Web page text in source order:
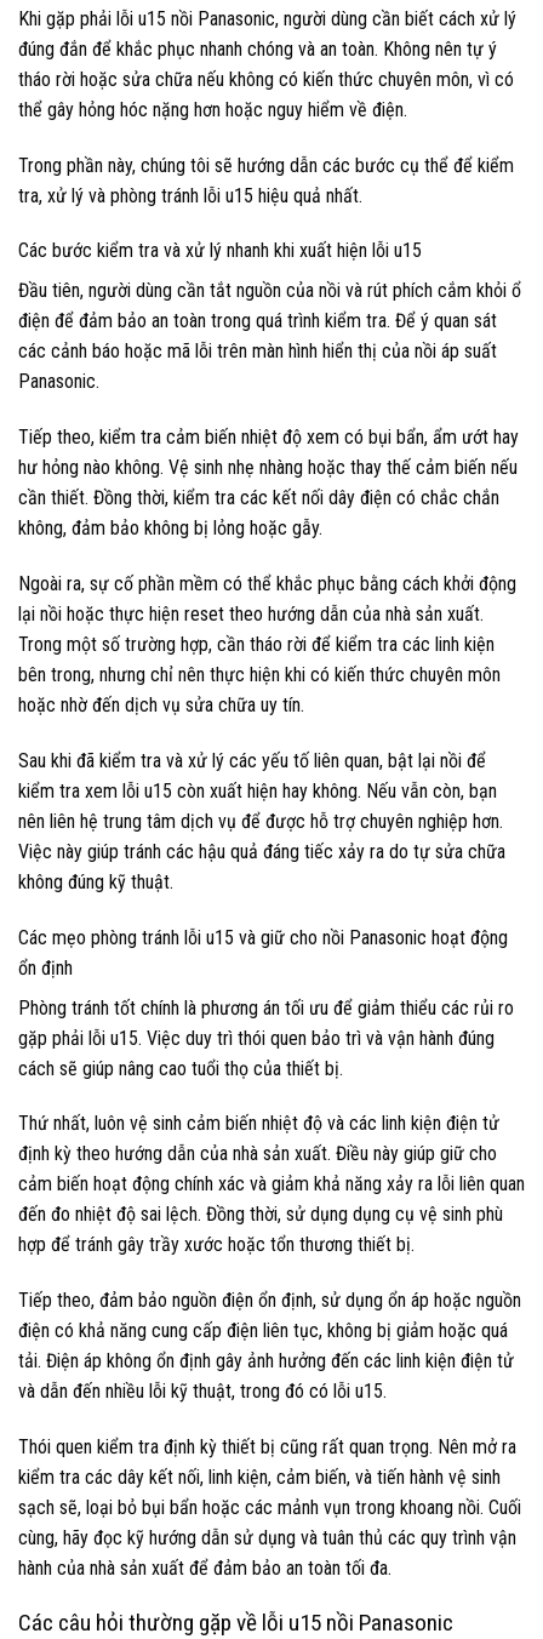
Khi gặp phải lỗi u15 nồi Panasonic, người dùng cần biết cách xử lý
đúng đắn để khắc phục nhanh chóng và an toàn. Không nên tự ý
tháo rời hoặc sửa chữa nếu không có kiến thức chuyên môn, vì có
thể gây hỏng hóc nặng hơn hoặc nguy hiểm về điện.
Trong phần này, chúng tôi sẽ hướng dẫn các bước cụ thể để kiểm
tra, xử lý và phòng tránh lỗi u15 hiệu quả nhất.
Các bước kiểm tra và xử lý nhanh khi xuất hiện lỗi u15
Đầu tiên, người dùng cần tắt nguồn của nồi và rút phích cắm khỏi ổ
điện để đảm bảo an toàn trong quá trình kiểm tra. Để ý quan sát
các cảnh báo hoặc mã lỗi trên màn hình hiển thị của nồi áp suất
Panasonic.
Tiếp theo, kiểm tra cảm biến nhiệt độ xem có bụi bẩn, ẩm ướt hay
hư hỏng nào không. Vệ sinh nhẹ nhàng hoặc thay thế cảm biến nếu
cần thiết. Đồng thời, kiểm tra các kết nối dây điện có chắc chắn
không, đảm bảo không bị lỏng hoặc gẫy.
Ngoài ra, sự cố phần mềm có thể khắc phục bằng cách khởi động
lại nồi hoặc thực hiện reset theo hướng dẫn của nhà sản xuất.
Trong một số trường hợp, cần tháo rời để kiểm tra các linh kiện
bên trong, nhưng chỉ nên thực hiện khi có kiến thức chuyên môn
hoặc nhờ đến dịch vụ sửa chữa uy tín.
Sau khi đã kiểm tra và xử lý các yếu tố liên quan, bật lại nồi để
kiểm tra xem lỗi u15 còn xuất hiện hay không. Nếu vẫn còn, bạn
nên liên hệ trung tâm dịch vụ để được hỗ trợ chuyên nghiệp hơn.
Việc này giúp tránh các hậu quả đáng tiếc xảy ra do tự sửa chữa
không đúng kỹ thuật.
Các mẹo phòng tránh lỗi u15 và giữ cho nồi Panasonic hoạt động
ổn định
Phòng tránh tốt chính là phương án tối ưu để giảm thiểu các rủi ro
gặp phải lỗi u15. Việc duy trì thói quen bảo trì và vận hành đúng
cách sẽ giúp nâng cao tuổi thọ của thiết bị.
Thứ nhất, luôn vệ sinh cảm biến nhiệt độ và các linh kiện điện tử
định kỳ theo hướng dẫn của nhà sản xuất. Điều này giúp giữ cho
cảm biến hoạt động chính xác và giảm khả năng xảy ra lỗi liên quan
đến đo nhiệt độ sai lệch. Đồng thời, sử dụng dụng cụ vệ sinh phù
hợp để tránh gây trầy xước hoặc tổn thương thiết bị.
Tiếp theo, đảm bảo nguồn điện ổn định, sử dụng ổn áp hoặc nguồn
điện có khả năng cung cấp điện liên tục, không bị giảm hoặc quá
tải. Điện áp không ổn định gây ảnh hưởng đến các linh kiện điện tử
và dẫn đến nhiều lỗi kỹ thuật, trong đó có lỗi u15.
Thói quen kiểm tra định kỳ thiết bị cũng rất quan trọng. Nên mở ra
kiểm tra các dây kết nối, linh kiện, cảm biến, và tiến hành vệ sinh
sạch sẽ, loại bỏ bụi bẩn hoặc các mảnh vụn trong khoang nồi. Cuối
cùng, hãy đọc kỹ hướng dẫn sử dụng và tuân thủ các quy trình vận
hành của nhà sản xuất để đảm bảo an toàn tối đa.
Các câu hỏi thường gặp về lỗi u15 nồi Panasonic